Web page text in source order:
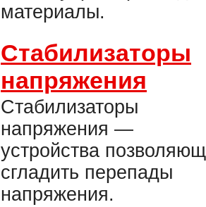
материалы.
Стабилизаторы
напряжения
Стабилизаторы
напряжения —
устройства
сгладить перепады
напряжения.